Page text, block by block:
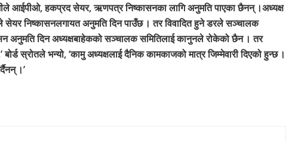
आईपीओ, हकप्रद सेयर, ऋणपत्र निष्कासनका लागि अनुमति पाएका छैनन् ।अध्यक्ष
सेयर निष्कासनलगायत अनुमति दिन पाउँछ । तर विवादित हुने डरले सञ्चालक
अनुमति दिन अध्यक्षबाहेकको सञ्चालक समितिलाई कानुनले रोकेको छैन । तर
स्रोतले भन्यो, ‘कामु अध्यक्षलाई दैनिक कामकाजको मात्र जिम्मेवारी दिएको हुन्छ ।
।’